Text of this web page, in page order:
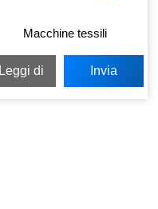
Macchine tessili
Leggi di
più
Invia
richiesta